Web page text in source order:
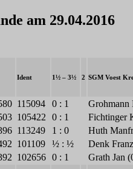
am 29.04.2016
Ident 1½ – 3½ 2 SGM Voest
115094 0 : 1
Grohmann
105422 0 : 1
Fichtinger
113249 1 : 0
Huth
101109 ½ : ½
Denk
102656 0 : 1 Grath Jan